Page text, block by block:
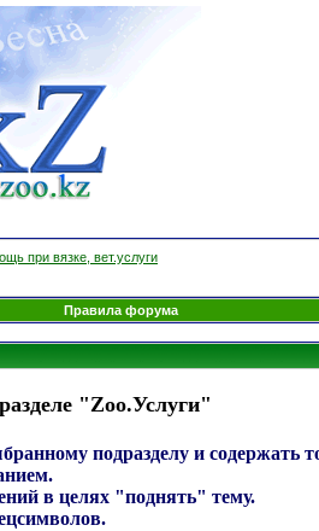
при вязке, вет.услуги
Правила форума
"Zoo.Услуги"
подразделу и содержать
в целях "поднять" тему.